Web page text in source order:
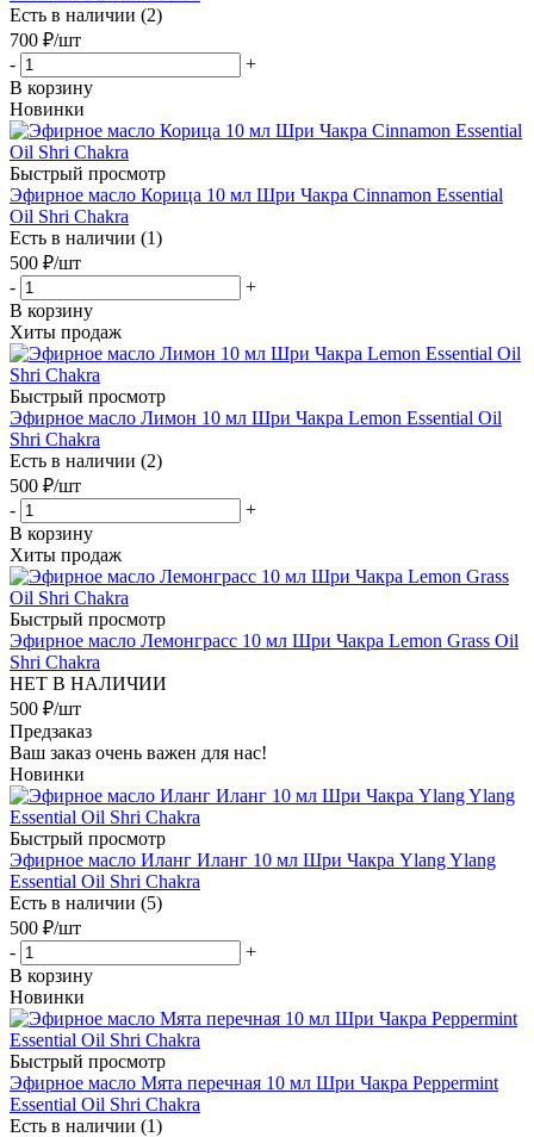
Есть в наличии (2)
700 ₽/шт
-
+
В корзину
Новинки
Быстрый просмотр
Эфирное масло Корица 10 мл Шри Чакра Cinnamon Essential
Oil Shri Chakra
Есть в наличии (1)
500 ₽/шт
-
+
В корзину
Хиты продаж
Быстрый просмотр
Эфирное масло Лимон 10 мл Шри Чакра Lemon Essential Oil
Shri Chakra
Есть в наличии (2)
500 ₽/шт
-
+
В корзину
Хиты продаж
Быстрый просмотр
Эфирное масло Лемонграсс 10 мл Шри Чакра Lemon Grass Oil
Shri Chakra
НЕТ В НАЛИЧИИ
500 ₽/шт
Предзаказ
Ваш заказ очень важен для нас!
Новинки
Быстрый просмотр
Эфирное масло Иланг Иланг 10 мл Шри Чакра Ylang Ylang
Essential Oil Shri Chakra
Есть в наличии (5)
500 ₽/шт
-
+
В корзину
Новинки
Быстрый просмотр
Эфирное масло Мята перечная 10 мл Шри Чакра Peppermint
Essential Oil Shri Chakra
Есть в наличии (1)